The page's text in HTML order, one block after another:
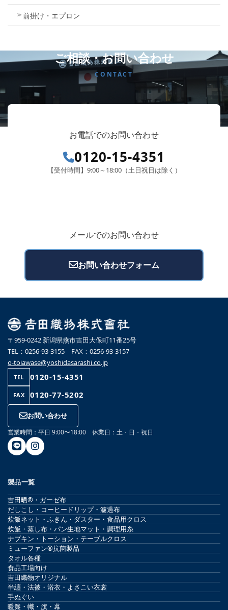
前掛け・エプロン
ご相談・お問い合わせ
CONTACT
お電話でのお問い合わせ
0120-15-4351
【受付時間】9:00～18:00（土日祝日は除く）
メールでのお問い合わせ
お問い合わせフォーム
〒959-0242 新潟県燕市吉田大保町11番25号
TEL：0256-93-3155 FAX：0256-93-3157
o-toiawase@yoshidasarashi.co.jp
TEL 0120-15-4351
FAX 0120-77-5202
お問い合わせ
営業時間：平日 9:00〜18:00 休業日：土・日・祝日
製品一覧
吉田晒®・ガーゼ布
だしこし・コーヒードリップ・濾過布
炊飯ネット・ふきん・ダスター・食品用クロス
炊飯・蒸し布・パン生地マット・調理用糸
ナプキン・トーション・テーブルクロス
ミューファン®抗菌製品
タオル各種
食品工場向け
吉田織物オリジナル
半纏・法被・浴衣・よさこい衣裳
手ぬぐい
暖簾・幟・旗・幕